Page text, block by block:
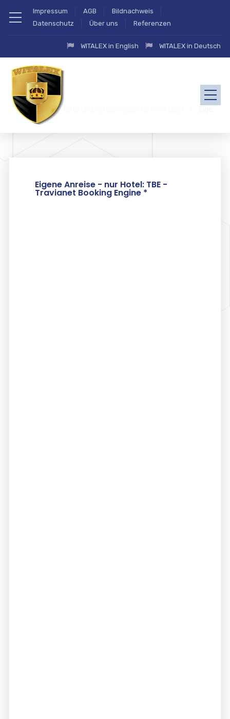
Impressum AGB
Bildnachweis
Datenschutz
Über uns Referenzen
WITALEX in English WITALEX in Deutsch
zahlung.eu Angebote und Vergleichsportal by Witalex
Eigene Anreise - nur Hotel: TBE -
Travianet Booking Engine *